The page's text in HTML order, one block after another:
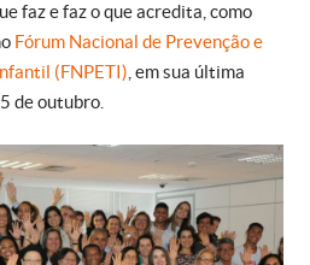
faz e faz o que acredita, como
Fórum Nacional de Prevenção e
(FNPETI), em sua última
de outubro.